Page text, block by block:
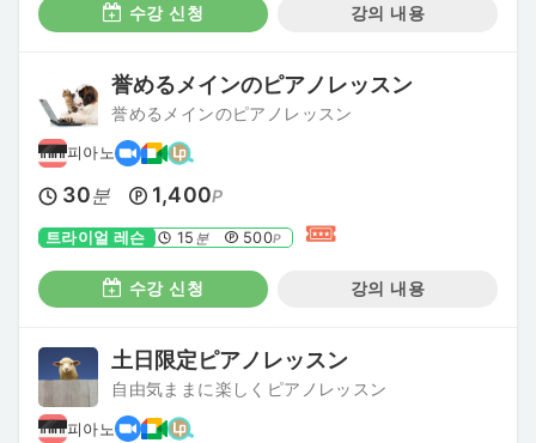
수강 신청 강의 내용
誉めるメインのピアノレッスン
誉めるメインのピアノレッスン
피아노
30분 1,400P
트라이얼 레슨 15 분 500P
수강 신청 강의 내용
土日限定ピアノレッスン
自由気ままに楽しくピアノレッスン
피아노